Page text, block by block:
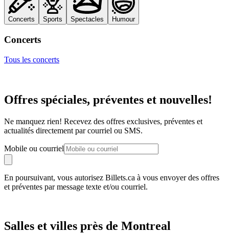
Concerts Sports Spectacles Humour
Concerts
Tous les concerts
Offres spéciales, préventes et nouvelles!
Ne manquez rien! Recevez des offres exclusives, préventes et
actualités directement par courriel ou SMS.
Mobile ou courriel
En poursuivant, vous autorisez Billets.ca à vous envoyer des offres
et préventes par message texte et/ou courriel.
Salles et villes près de Montreal